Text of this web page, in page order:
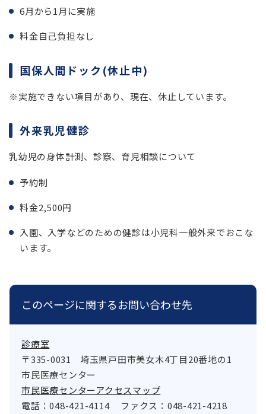
6月から1月に実施
料金自己負担なし
国保人間ドック(休止中)
※実施できない項目があり、現在、休止しています。
外来乳児健診
乳幼児の身体計測、診察、育児相談について
予約制
料金2,500円
入園、入学などのための健診は小児科一般外来でおこな
います。
このページに関するお問い合わせ先
診療室
〒335-0031
埼玉県戸田市美女木4丁目20番地の1
市民医療センター
市民医療センターアクセスマップ
電話：048-421-4114
ファクス：048-421-4218